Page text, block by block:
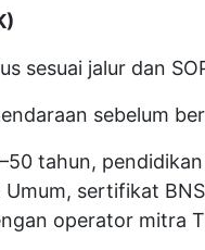
sesuai jalur dan
sebelum
tahun,
sertifikat
operator mitra